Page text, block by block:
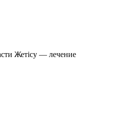
Жетісу — лечение